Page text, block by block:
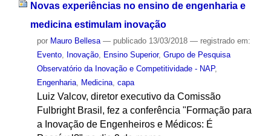
Novas experiências no ensino de engenharia e
medicina estimulam inovação
por Mauro Bellesa — publicado13/03/2018 — registrado em:
Evento, Inovação, Ensino Superior, Grupo de Pesquisa
Observatório da Inovação e Competitividade - NAP,
Engenharia, Medicina, capa
Luiz Valcov, diretor executivo da Comissão
Fulbright Brasil, fez a conferência "Formação para
a Inovação de Engenheiros e Médicos: É